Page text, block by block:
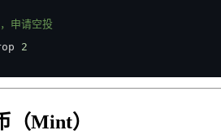
申请空投
2
（Mint）